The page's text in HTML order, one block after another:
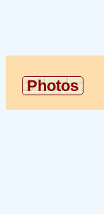
Photos